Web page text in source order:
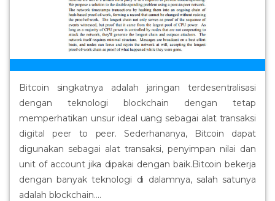
Bitcoin singkatnya adalah jaringan terdesentralisasi
dengan teknologi blockchain dengan tetap
memperhatikan unsur ideal uang sebagai alat transaksi
digital peer to peer. Sederhananya, Bitcoin dapat
digunakan sebagai alat transaksi, penyimpan nilai dan
unit of account jika dipakai dengan baik.Bitcoin bekerja
dengan banyak teknologi di dalamnya, salah satunya
adalah blockchain....